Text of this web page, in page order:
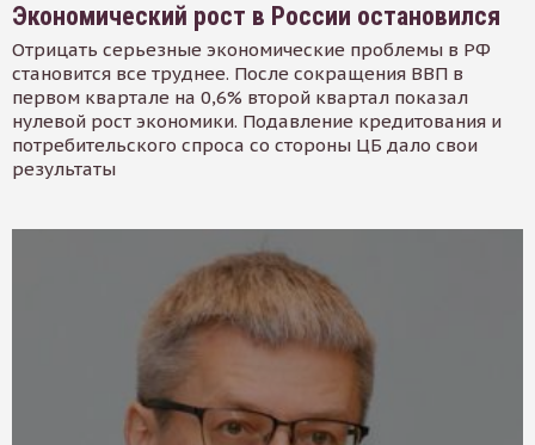
Экономический рост в России остановился
Отрицать серьезные экономические проблемы в РФ
становится все труднее. После сокращения ВВП в
первом квартале на 0,6% второй квартал показал
нулевой рост экономики. Подавление кредитования и
потребительского спроса со стороны ЦБ дало свои
результаты